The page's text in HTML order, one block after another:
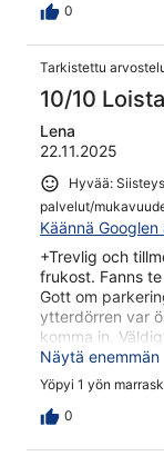
0
Tarkistettu
10/10
Lena
22.11.2025
Hyvää:
palvelut/
Käännä Googlen
+Trevlig och
frukost. Fanns
Gott om
ytterdörren var
komma in.
väggarna
Näytä enemmän
Yöpyi 1 yön
0